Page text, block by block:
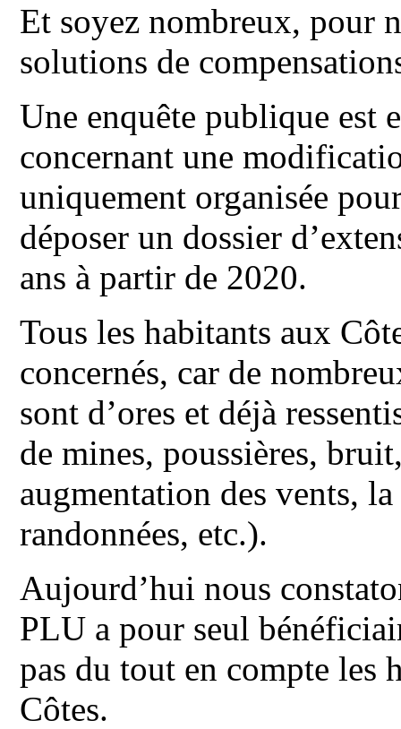
Et soyez nombreux, pour
solutions de
Une enquête publique est
concernant une
uniquement organisée
déposer un dossier
ans à partir de 2020.
Tous les habitants aux
concernés, car de
sont d’ores et déjà
de mines, poussières,
augmentation des vents,
randonnées, etc.).
Aujourd’hui nous
PLU a pour seul
pas du tout en compte les
Côtes.